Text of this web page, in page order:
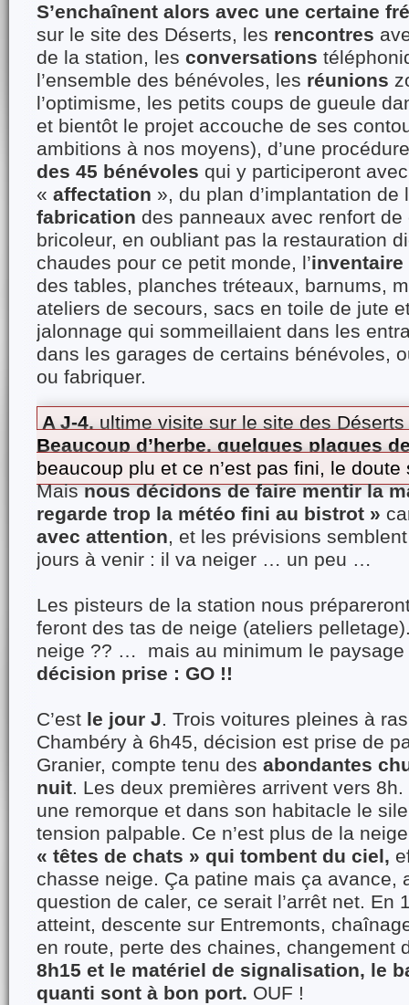
S’enchaînent alors avec une certaine
sur le site des Déserts, les rencontres
de la station, les conversations
l’ensemble des bénévoles, les réunions
l’optimisme, les petits coups de gueule
et bientôt le projet accouche de ses
ambitions à nos moyens), d’une
des 45 bénévoles qui y participeront
« affectation », du plan d’implantation de
fabrication des panneaux avec renfort de
bricoleur, en oubliant pas la restauration
chaudes pour ce petit monde, l’inventaire
des tables, planches tréteaux, barnums,
ateliers de secours, sacs en toile de jute
jalonnage qui sommeillaient dans les
dans les garages de certains bénévoles,
ou fabriquer.
A J-4, ultime visite sur le site des
Beaucoup d’herbe, quelques plaques
beaucoup plu et ce n’est pas fini, le doute
Maisnous décidons de faire mentir la
regarde trop la météo fini au bistrot »
avec attention, et les prévisions
jours à venir : il va neiger … un peu …
Les pisteurs de la station nous
feront des tas de neige (ateliers
neige ?? … mais au minimum le paysage
décision prise : GO !!
C’est le jour J. Trois voitures pleines à
Chambéry à 6h45, décision est prise de
Granier, compte tenu des abondantes
nuit. Les deux premières arrivent vers
une remorque et dans son habitacle le
tension palpable. Ce n’est plus de la
« têtes de chats » qui tombent du ciel,
chasse neige. Ça patine mais ça avance,
question de caler, ce serait l’arrêt net. En
atteint, descente sur Entremonts,
en route, perte des chaines, changement
8h15 et le matériel de signalisation, le
quanti sont à bon port. OUF !